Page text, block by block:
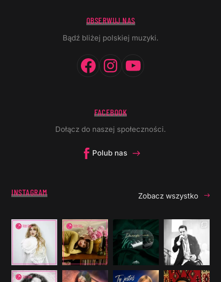
OBSERWUJ NAS
Bądź bliżej polskiej muzyki.
Facebook
Instagram
FACEBOOK
Dołącz do naszej społeczności.
Polub nas
INSTAGRAM Zobacz wszystko